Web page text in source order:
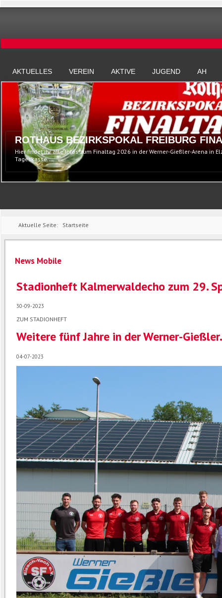
AKTUELLES VEREIN AKTIVE JUGEND AH
ROTHAUS BEZIRKSPOKAL FREIBURG
Hier findet ihr alle Infos zum Finaltag 2026 in der Werner-Gießler-Arena in
Tageskasse...
Aktuelle Seite: Startseite
News Mobile
Stadionheft Kalmerwaldecho zum 29.
30-09-2023
ZUM STADIONHEFT
Weitere fünf Jahre in der Werner-
04-07-2023